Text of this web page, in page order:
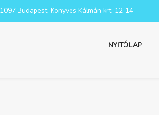
1097 Budapest, Könyves Kálmán krt. 12-14
NYITÓLAP